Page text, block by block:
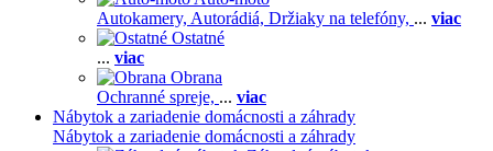
Autokamery, Autorádiá, Držiaky na telefóny, ... viac
Ostatné
... viac
Obrana
Ochranné spreje, ... viac
Nábytok a zariadenie domácnosti a záhrady
Nábytok a zariadenie domácnosti a záhrady